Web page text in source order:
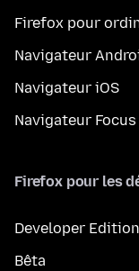
Firefox pour
Navigateur
Navigateur iOS
Navigateur Focus
Firefox pour les
Developer Edition
Bêta